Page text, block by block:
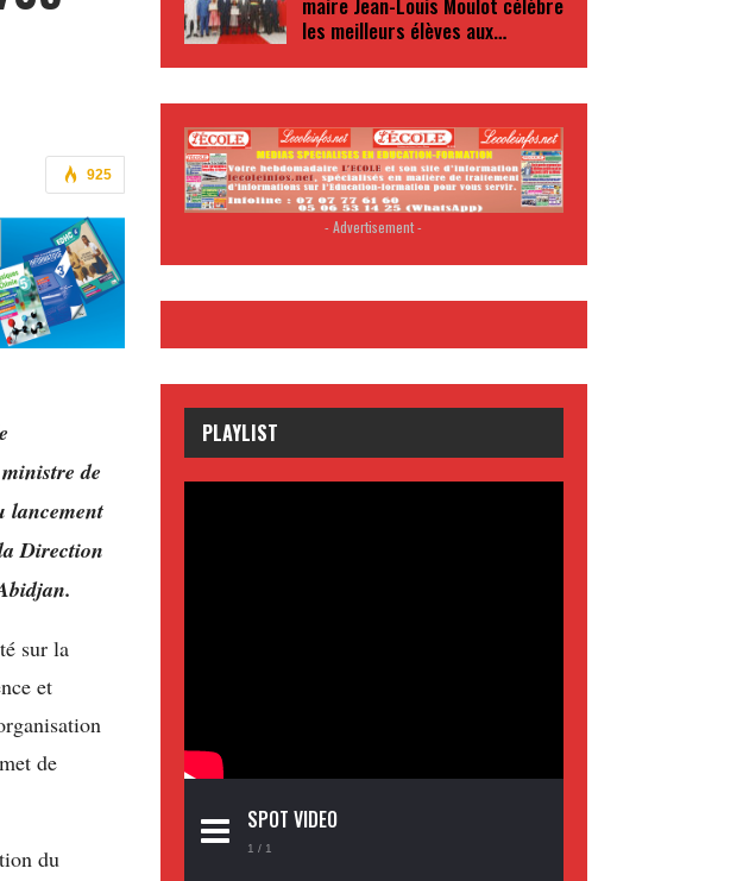
925
de
lancement
Direction
sur la
et
de
du
les meilleurs élèves aux…
- Advertisement -
PLAYLIST
SPOT VIDEO
1 / 1